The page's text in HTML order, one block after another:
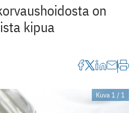
on
kipua
Kuva 1 / 1